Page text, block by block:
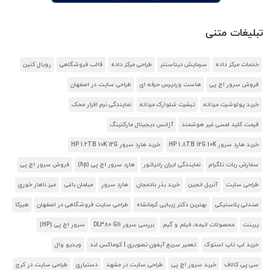
تبلیغات متنی
خدمات مرکز داده سرمایش دیتاسنتر طراحی مرکز داده قالب فروشگاهی رویال کنین
فروش سرور اچ پی هاست وردپرس حرفه ای طراحی سایت در اصفهان
خرید پولوشرت مردانه تیشرت شلوارک مردانه نمایندگی نرم افزار محک
قیمت کلید لمسی غیر هوشمند آژانس دیجیتال مارکتینگ
خرید هارد سرور HP 1.8TB 12G 10K خرید هارد سرور HP 1.2TB 10K 12G
سفارش ربات تلگرام نمایندگی ایران رادیاتور هارد سرور اچ پی (hp) فروش سرور اچ پی
طراحی سایت آنریل انجین خرید بذر بادمجان هارد سرور مبلمان باغی میز ناهار خوری
صندلی پلاستیکی بهترین دکتر زیبایی کرمانشاه طراحی سایت فروشگاهی در اصفهان هیرکا
پرینت محصولات انیمه، فیلم و گیم بررسی سرور DL380 G11 سرور اچ پی (HP)
خرید لپ تاپ استوک تعمیر سریع آیفون تصویری | کوماکس لند ویدیو وال
سی پی کالاف خرید سرور اچ پی طراحی سایت در مشهد دستیاری طراحی سایت در کرج